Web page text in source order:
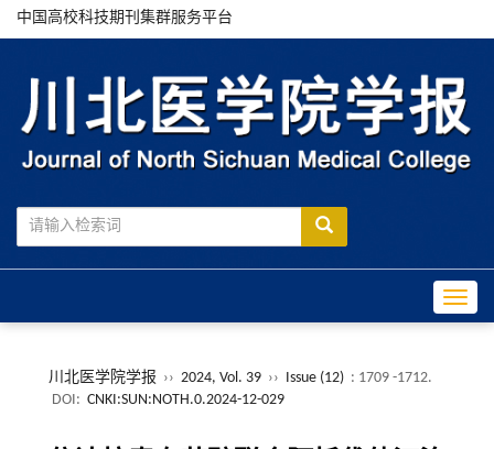
中国高校科技期刊集群服务平台
川北医学院学报 ›› 2024, Vol. 39 ›› Issue (12) : 1709 -1712.
DOI: CNKI:SUN:NOTH.0.2024-12-029